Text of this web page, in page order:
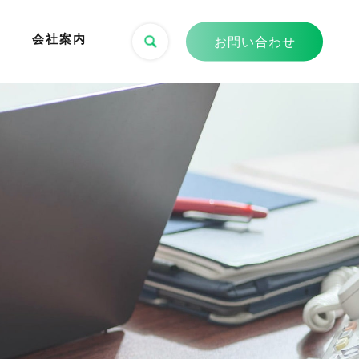
会社案内 お問い合わせ